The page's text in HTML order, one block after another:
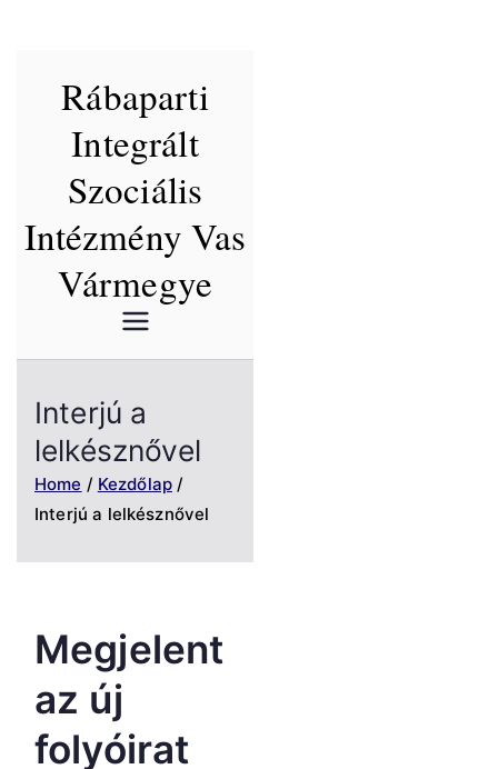
Rábaparti
Integrált
Szociális
Intézmény Vas
Vármegye
Interjú a
lelkésznővel
Home
Kezdőlap
Interjú a lelkésznővel
Megjelent
az új
folyóirat